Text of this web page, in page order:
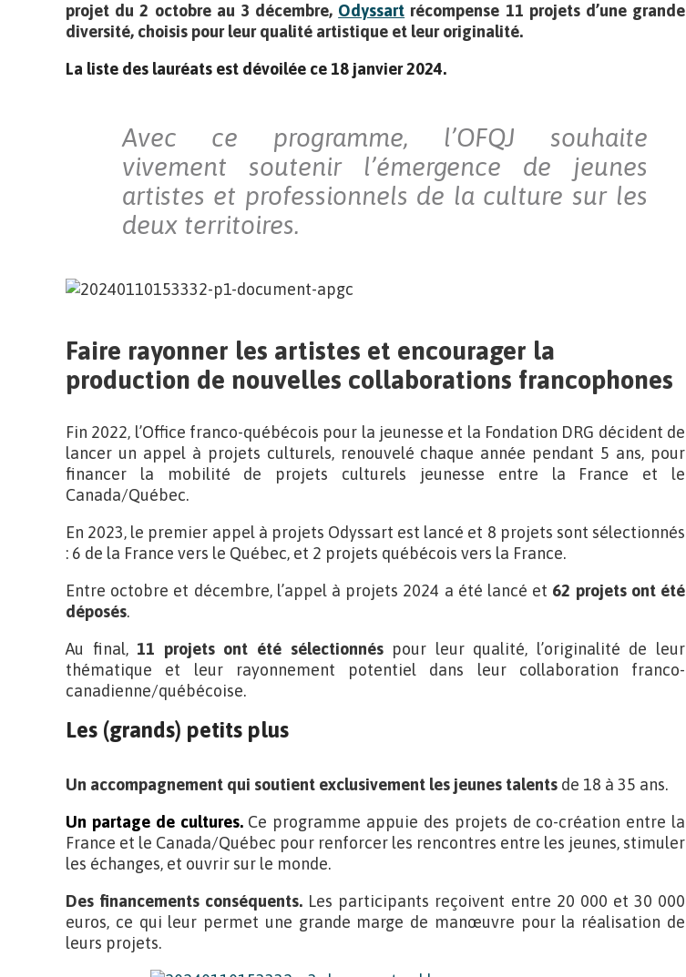
projet du 2 octobre au 3 décembre, Odyssart récompense 11 projets d’une grande
diversité, choisis pour leur qualité artistique et leur originalité.
La liste des lauréats est dévoilée ce 18 janvier 2024.
Avec ce programme, l’OFQJ souhaite
vivement soutenir l’émergence de jeunes
artistes et professionnels de la culture sur les
deux territoires.
Faire rayonner les artistes et encourager la
production de nouvelles collaborations francophones
Fin 2022, l’Office franco-québécois pour la jeunesse et la Fondation DRG décident de
lancer un appel à projets culturels, renouvelé chaque année pendant 5 ans, pour
financer la mobilité de projets culturels jeunesse entre la France et le
Canada/Québec.
En 2023, le premier appel à projets Odyssart est lancé et 8 projets sont sélectionnés
: 6 de la France vers le Québec, et 2 projets québécois vers la France.
Entre octobre et décembre, l’appel à projets 2024 a été lancé et 62 projets ont été
déposés.
Au final, 11 projets ont été sélectionnéspour leur qualité, l’originalité de leur
thématique et leur rayonnement potentiel dans leur collaboration franco-
canadienne/québécoise.
Les (grands) petits plus
Un accompagnement qui soutient exclusivement les jeunes talents de 18 à 35 ans.
Un partage de cultures.Ce programme appuie des projets de co-création entre la
France et le Canada/Québec pour renforcer les rencontres entre les jeunes, stimuler
les échanges, et ouvrir sur le monde.
Des financements conséquents. Les participants reçoivent entre 20 000 et 30 000
euros, ce qui leur permet une grande marge de manœuvre pour la réalisation de
leurs projets.